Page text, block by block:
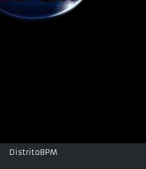
DistritoBPM